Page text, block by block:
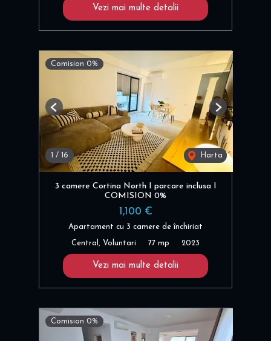
Vezi mai multe detalii
Comision 0%
/ 16 Harta
Previous Next
3 camere Cortina North I parcare inclusa I
COMISION 0%
1,100 €
Apartament cu 3 camere de închiriat
Central, Voluntari 77 mp 2023
Vezi mai multe detalii
Comision 0%